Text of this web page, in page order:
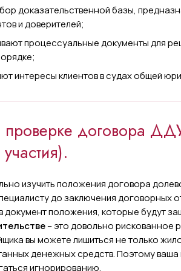
доказательственной базы,
и доверителей;
процессуальные документы для
интересы клиентов в судах общей
договора
изучить положения договора
до заключения договорных
документ положения, которые будут
– это довольно рискованное
вы можете лишиться не только
денежных средств. Поэтому
игнорированию.